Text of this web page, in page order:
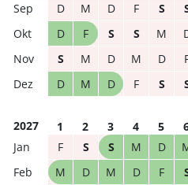
D
M D F S
D
F S S M
S
M D M D
D
M D F S
2027 1 2 3 4 5
F
S S M D
M
D M D F